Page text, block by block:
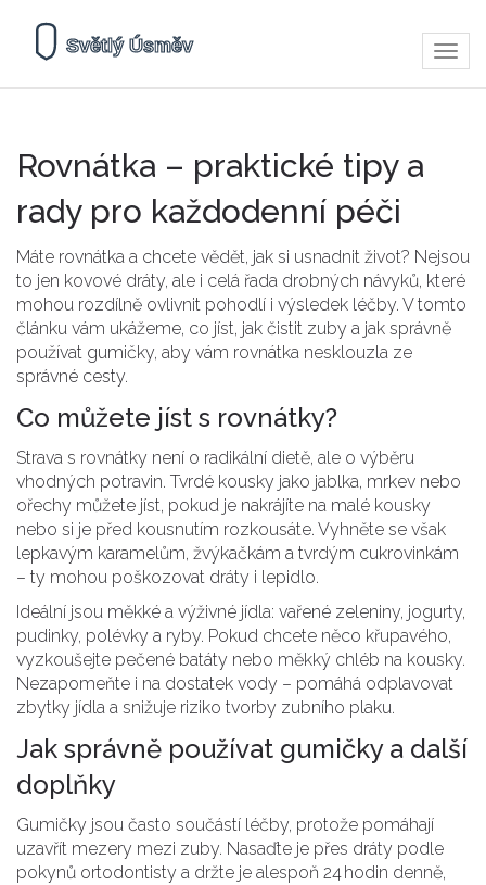
Rovnátka – praktické tipy a
rady pro každodenní péči
Máte rovnátka a chcete vědět, jak si usnadnit život? Nejsou
to jen kovové dráty, ale i celá řada drobných návyků, které
mohou rozdílně ovlivnit pohodlí i výsledek léčby. V tomto
článku vám ukážeme, co jíst, jak čistit zuby a jak správně
používat gumičky, aby vám rovnátka nesklouzla ze
správné cesty.
Co můžete jíst s rovnátky?
Strava s rovnátky není o radikální dietě, ale o výběru
vhodných potravin. Tvrdé kousky jako jablka, mrkev nebo
ořechy můžete jíst, pokud je nakrájíte na malé kousky
nebo si je před kousnutím rozkousáte. Vyhněte se však
lepkavým karamelům, žvýkačkám a tvrdým cukrovinkám
– ty mohou poškozovat dráty i lepidlo.
Ideální jsou měkké a výživné jídla: vařené zeleniny, jogurty,
pudinky, polévky a ryby. Pokud chcete něco křupavého,
vyzkoušejte pečené batáty nebo měkký chléb na kousky.
Nezapomeňte i na dostatek vody – pomáhá odplavovat
zbytky jídla a snižuje riziko tvorby zubního plaku.
Jak správně používat gumičky a další
doplňky
Gumičky jsou často součástí léčby, protože pomáhají
uzavřít mezery mezi zuby. Nasaďte je přes dráty podle
pokynů ortodontisty a držte je alespoň 24 hodin denně,